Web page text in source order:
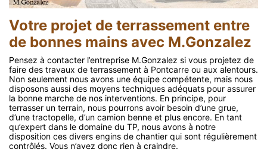
Votre projet de terrassement entre
de bonnes mains avec M.Gonzalez
Pensez à contacter l’entreprise M.Gonzalez si vous projetez de
faire des travaux de terrassement à Pontcarre ou aux alentours.
Non seulement nous avons une équipe compétente, mais nous
disposons aussi des moyens techniques adéquats pour assurer
la bonne marche de nos interventions. En principe, pour
terrasser un terrain, nous pourrons avoir besoin d’une grue,
d’une tractopelle, d’un camion benne et plus encore. En tant
qu’expert dans le domaine du TP, nous avons à notre
disposition ces divers engins de chantier qui sont régulièrement
contrôlés. Vous n’avez donc rien à craindre.